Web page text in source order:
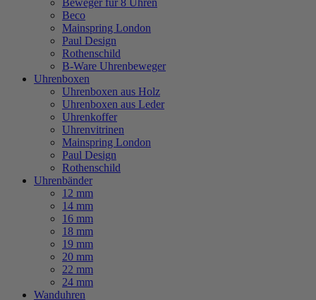
Beweger für 8 Uhren
Beco
Mainspring London
Paul Design
Rothenschild
B-Ware Uhrenbeweger
Uhrenboxen
Uhrenboxen aus Holz
Uhrenboxen aus Leder
Uhrenkoffer
Uhrenvitrinen
Mainspring London
Paul Design
Rothenschild
Uhrenbänder
12 mm
14 mm
16 mm
18 mm
19 mm
20 mm
22 mm
24 mm
Wanduhren